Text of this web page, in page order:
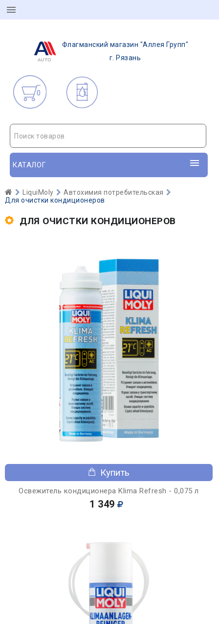
Флагманский магазин "Аллея Групп"
г. Рязань
0
Поиск товаров
КАТАЛОГ
LiquiMoly
Автохимия потребительская
Для очистки кондиционеров
ДЛЯ ОЧИСТКИ КОНДИЦИОНЕРОВ
Купить
Освежитель кондиционера Klima Refresh - 0,075 л
1 349